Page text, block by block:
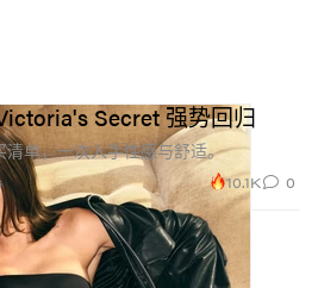
Secret 强势回归
单，一次入手性感与舒适。
10.1K 0